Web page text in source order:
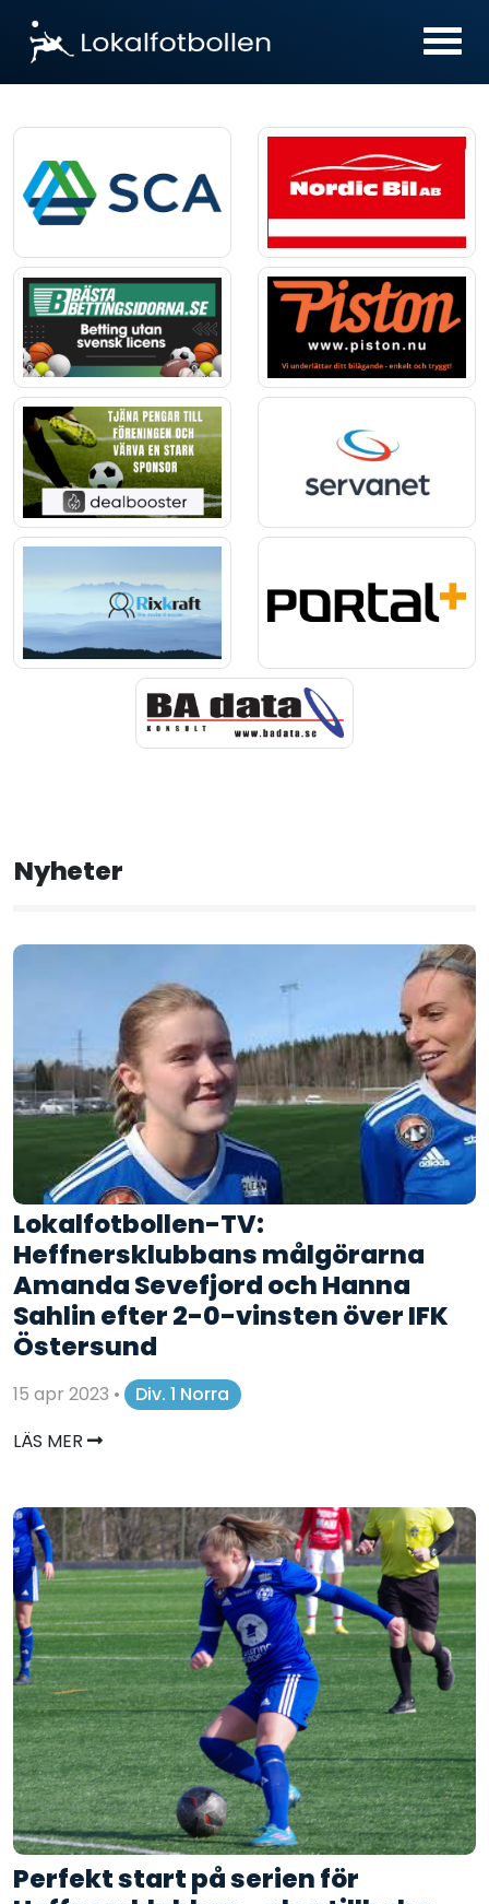
Nyheter
Lokalfotbollen-TV:
Heffnersklubbans målgörarna
Amanda Sevefjord och Hanna
Sahlin efter 2-0-vinsten över IFK
Östersund
15 apr 2023 •
Div. 1 Norra
LÄS MER
Perfekt start på serien för